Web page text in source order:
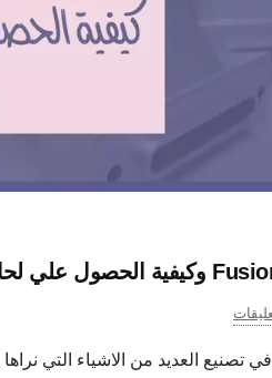
تصنيع العديد من الاشياء التي